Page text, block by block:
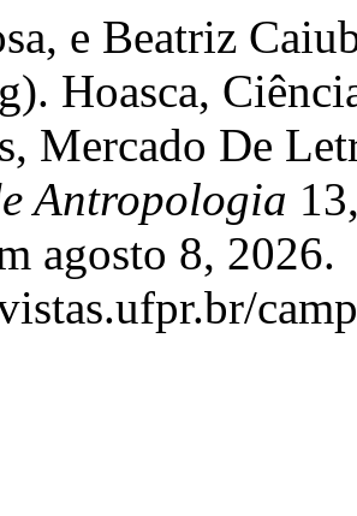
e Beatriz
Hoasca,
Mercado De
Antropologia
agosto 8, 2026.